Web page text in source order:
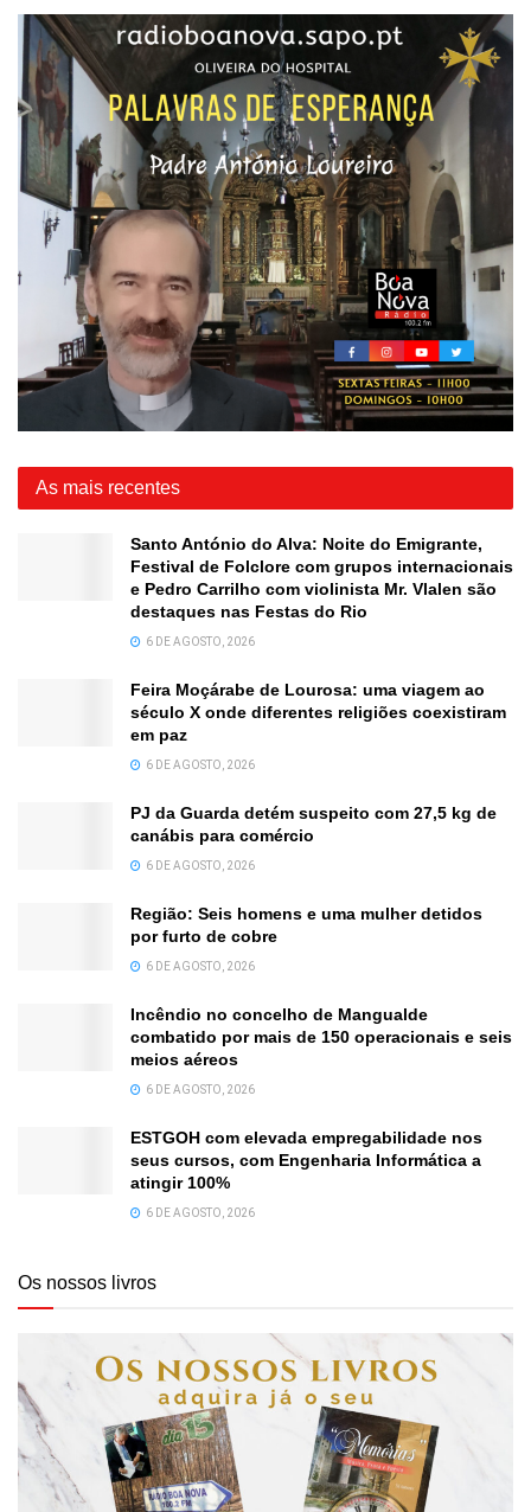
As mais recentes
Santo António do Alva: Noite do Emigrante,
Festival de Folclore com grupos internacionais
e Pedro Carrilho com violinista Mr. Vlalen são
destaques nas Festas do Rio
6 DE AGOSTO, 2026
Feira Moçárabe de Lourosa: uma viagem ao
século X onde diferentes religiões coexistiram
em paz
6 DE AGOSTO, 2026
PJ da Guarda detém suspeito com 27,5 kg de
canábis para comércio
6 DE AGOSTO, 2026
Região: Seis homens e uma mulher detidos
por furto de cobre
6 DE AGOSTO, 2026
Incêndio no concelho de Mangualde
combatido por mais de 150 operacionais e seis
meios aéreos
6 DE AGOSTO, 2026
ESTGOH com elevada empregabilidade nos
seus cursos, com Engenharia Informática a
atingir 100%
6 DE AGOSTO, 2026
Os nossos livros